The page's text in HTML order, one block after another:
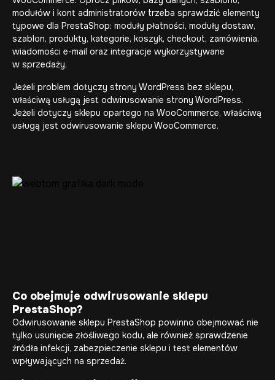
modułów i kont administratorów trzeba sprawdzić elementy
typowe dla PrestaShop: moduły płatności, moduły dostaw,
szablon, produkty, kategorie, koszyk, checkout, zamówienia,
wiadomości e-mail oraz integracje wykorzystywane
w sprzedaży.
Jeżeli problem dotyczy strony WordPress bez sklepu,
właściwą usługą jest odwirusowanie strony WordPress.
Jeżeli dotyczy sklepu opartego na WooCommerce, właściwą
usługą jest odwirusowanie sklepu WooCommerce.
Co obejmuje odwirusowanie sklepu
PrestaShop?
Odwirusowanie sklepu PrestaShop powinno obejmować nie
tylko usunięcie złośliwego kodu, ale również sprawdzenie
źródła infekcji, zabezpieczenie sklepu i test elementów
wpływających na sprzedaż.